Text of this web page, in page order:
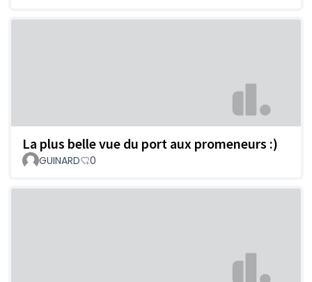
La plus belle vue du port aux promeneurs :)
GUINARD 0